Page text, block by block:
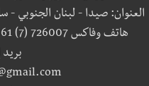
العنوان: صيدا - لبنان الجنوبي -
هاتف وفاكس 726007 (7) 00961 - خليوي 226013 (3) 00961
بريد